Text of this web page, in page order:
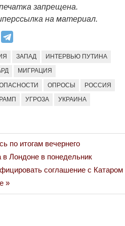
запрещена.
на материал.
ЗАПАД ИНТЕРВЬЮ ПУТИНА
МИГРАЦИЯ
ОПРОСЫ РОССИЯ
УГРОЗА УКРАИНА
по итогам вечернего
в Лондоне в понедельник
соглашение с Катаром